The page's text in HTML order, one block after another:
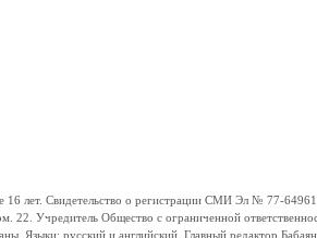
Свидетельство о регистрации СМИ Эл № 77-
22. Учредитель Общество с ограниченной
Языки: русский и английский. Главный редактор